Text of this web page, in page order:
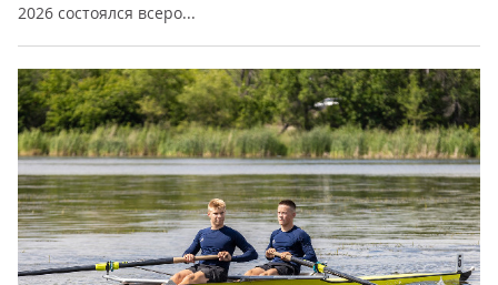
2026 состоялся всеро...